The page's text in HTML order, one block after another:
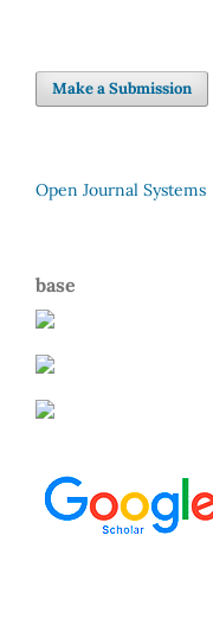
Make a Submission
Open Journal Systems
base